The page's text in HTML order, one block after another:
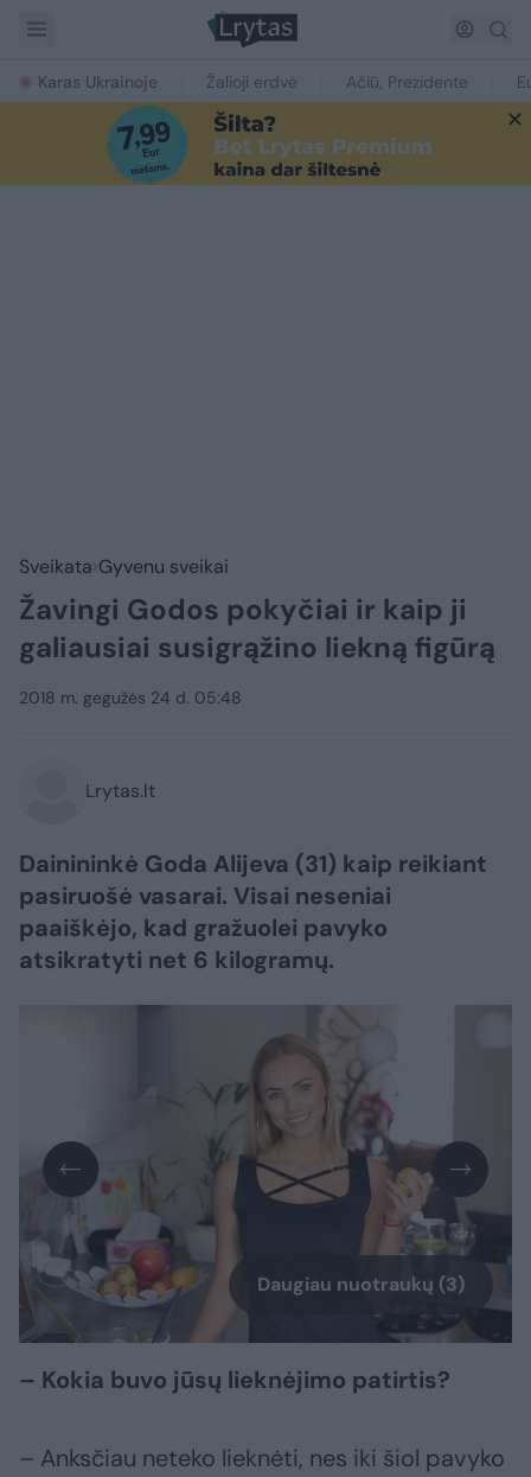
Karas Ukrainoje Žalioji erdvė Ačiū, Prezidente
Sveikata Gyvenu sveikai
Žavingi Godos pokyčiai ir kaip ji
galiausiai susigrąžino liekną figūrą
2018 m. gegužės 24 d. 05:48
Lrytas.lt
Dainininkė Goda Alijeva (31) kaip reikiant
pasiruošė vasarai. Visai neseniai
paaiškėjo, kad gražuolei pavyko
atsikratyti net 6 kilogramų.
Daugiau nuotraukų (3)
– Kokia buvo jūsų lieknėjimo patirtis?
– Anksčiau neteko lieknėti, nes iki šiol pavyko